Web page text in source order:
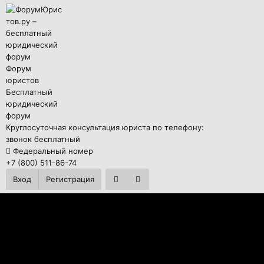
Форум
юристов
Бесплатный
юридический
форум
Круглосуточная консультация юриста по телефону:
звонок бесплатный
Федеральный номер
+7 (800) 511-86-74
Вход
Регистрация